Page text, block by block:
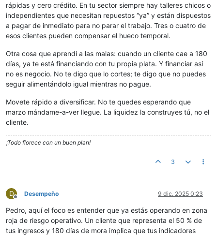
rápidas y cero crédito. En tu sector siempre hay talleres chicos o
independientes que necesitan repuestos “ya” y están dispuestos
a pagar de inmediato para no parar el trabajo. Tres o cuatro de
esos clientes pueden compensar el hueco temporal.
Otra cosa que aprendí a las malas: cuando un cliente cae a 180
días, ya te está financiando con tu propia plata. Y financiar así
no es negocio. No te digo que lo cortes; te digo que no puedes
seguir alimentándolo igual mientras no pague.
Movete rápido a diversificar. No te quedes esperando que
marzo mándame-a-ver llegue. La liquidez la construyes tú, no el
cliente.
¡Todo florece con un buen plan!
3
D
Desconectado
Desempeño 9 dic. 2025 0:23
Pedro, aquí el foco es entender que ya estás operando en zona
roja de riesgo operativo. Un cliente que representa el 50 % de
tus ingresos y 180 días de mora implica que tus indicadores